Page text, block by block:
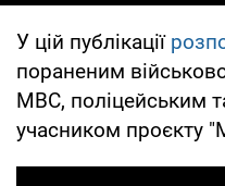
У цій публікації
пораненим
МВС, поліцейським
учасником проєкту